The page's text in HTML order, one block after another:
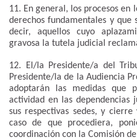
11. En general, los procesos en
derechos fundamentales y que
decir, aquellos cuyo
gravosa la tutela judicial
12. El/la Presidente/a del
Presidente/la de la Audiencia
adoptarán las medidas que
actividad en las dependencias
sus respectivas sedes, y
caso de que procediera,
coordinación con la Comisión